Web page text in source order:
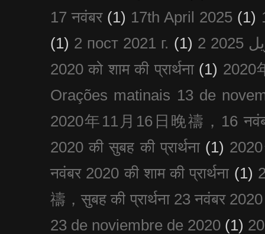
17 नवंबर (1) 17th April 2025 (1)
(1) 2 пост 2021 г. (1)
2020 को शाम की प्रार्थना (1) 2020
Orações matinais 13 de
2020年11月16日晚禱，16
2020 की सुबह की प्रार्थना (1)
नवंबर 2020 की शाम की प्रार्थना (1)
禱，सुबह की प्रार्थना 23 नवंबर 2020
23 de noviembre de 2020 (1)